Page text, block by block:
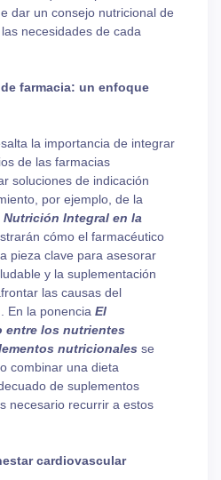
dar un consejo nutricional de
necesidades de cada
farmacia: un enfoque
la importancia de integrar
de las farmacias
soluciones de indicación
por ejemplo, de la
Nutrición Integral en la
cómo el farmacéutico
pieza clave para asesorar
y la suplementación
las causas del
En la ponencia El
entre los nutrientes
nutricionales se
combinar una dieta
de suplementos
necesario recurrir a estos
cardiovascular